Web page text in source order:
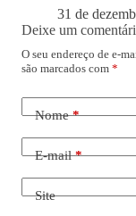
31 de
Deixe um
O seu endereço de e-
são marcados com *
Nome*
E-mail*
Site